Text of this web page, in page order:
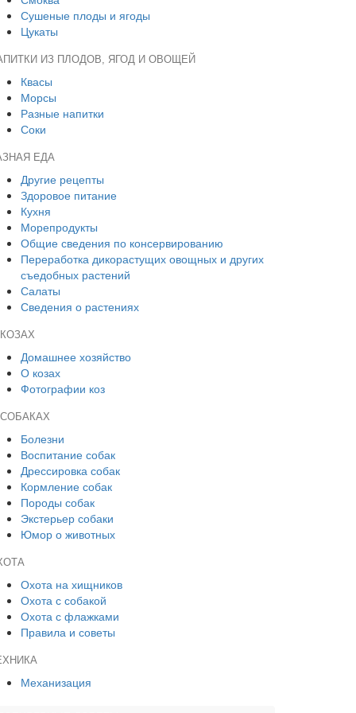
Сушеные плоды и ягоды
Цукаты
ИЗ ПЛОДОВ, ЯГОД И ОВОЩЕЙ
Квасы
Морсы
Разные напитки
Соки
ЕДА
Другие рецепты
Здоровое питание
Кухня
Морепродукты
Общие сведения по консервированию
Переработка дикорастущих овощных и других
съедобных растений
Салаты
Сведения о растениях
Домашнее хозяйство
О козах
Фотографии коз
Болезни
Воспитание собак
Дрессировка собак
Кормление собак
Породы собак
Экстерьер собаки
Юмор о животных
Охота на хищников
Охота с собакой
Охота с флажками
Правила и советы
Механизация